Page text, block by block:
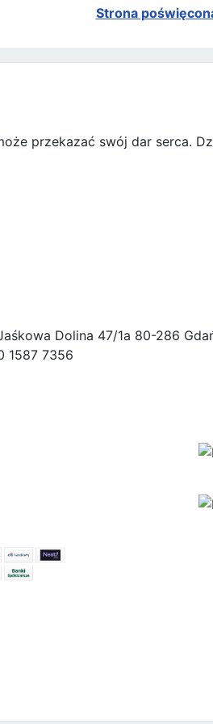
Strona
przekazać swój dar serca.
Dolina 47/1a 80-286
1587 7356